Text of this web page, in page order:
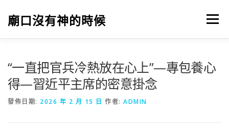
廟口沒有神的時候 選單
“一直把官兵冷熱放在心上”—專包養心
得—習近平主席的密意掛念
發佈日期: 2026 年 2 月 15 日 作者: ADMIN